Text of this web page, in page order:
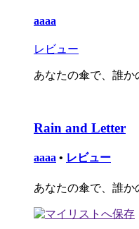
aaaa
レビュー
あなたの傘で、誰か
Rain and Letter
aaaa • レビュー
あなたの傘で、誰か